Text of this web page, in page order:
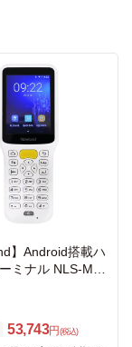
】Android搭載ハ
ミナル NLS-MT3
53,743円 (税込)